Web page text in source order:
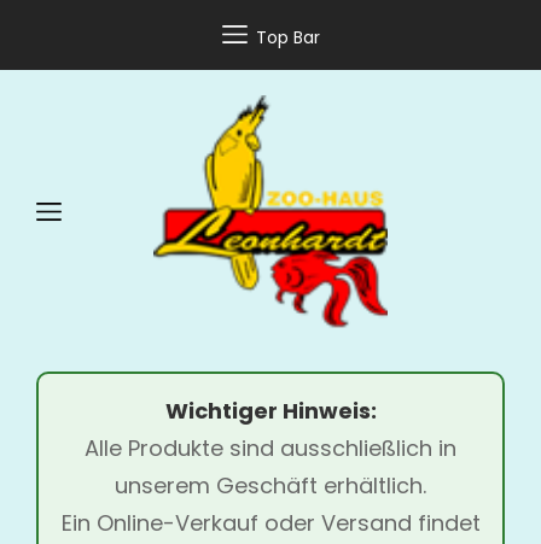
Top Bar
Wichtiger Hinweis:
Alle Produkte sind ausschließlich in
unserem Geschäft erhältlich.
Ein Online-Verkauf oder Versand findet